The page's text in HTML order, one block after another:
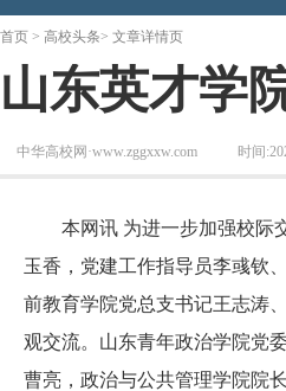
首页 > 高校头条> 文章详情页
山东英才学
中华高校网·www.zggxxw.com 时间
本网讯 为进一步加强校际交
玉香，党建工作指导员李彧钦
前教育学院党总支书记王志涛
观交流。山东青年政治学院党
曹亮，政治与公共管理学院院